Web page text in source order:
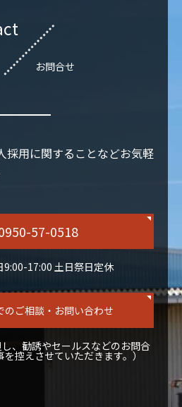
お問合せ
採用に関することなどお気軽
57-0518
9:00-17:00 土日祭日定休
のご相談・お問い合わせ
、勧誘やセールスなどのお問合
控えさせていただきます。）